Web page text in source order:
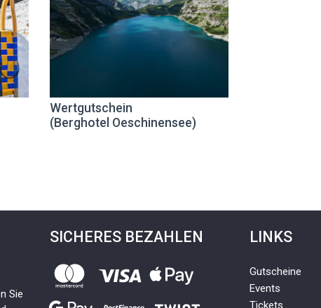
Wertgutschein
(Berghotel Oeschinensee)
Sie
SICHERES BEZAHLEN LINKS
Gutscheine
Events
Tickets